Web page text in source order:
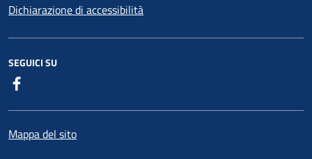
Dichiarazione di accessibilità
SEGUICI SU
Mappa del sito